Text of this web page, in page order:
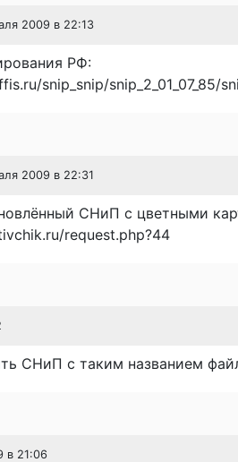
2009 в 22:13
РФ:
snip_snip/snip_2_01_07_85/
2009 в 22:31
СНиП с цветными
request.php?44
СНиП с таким названием
в 21:06